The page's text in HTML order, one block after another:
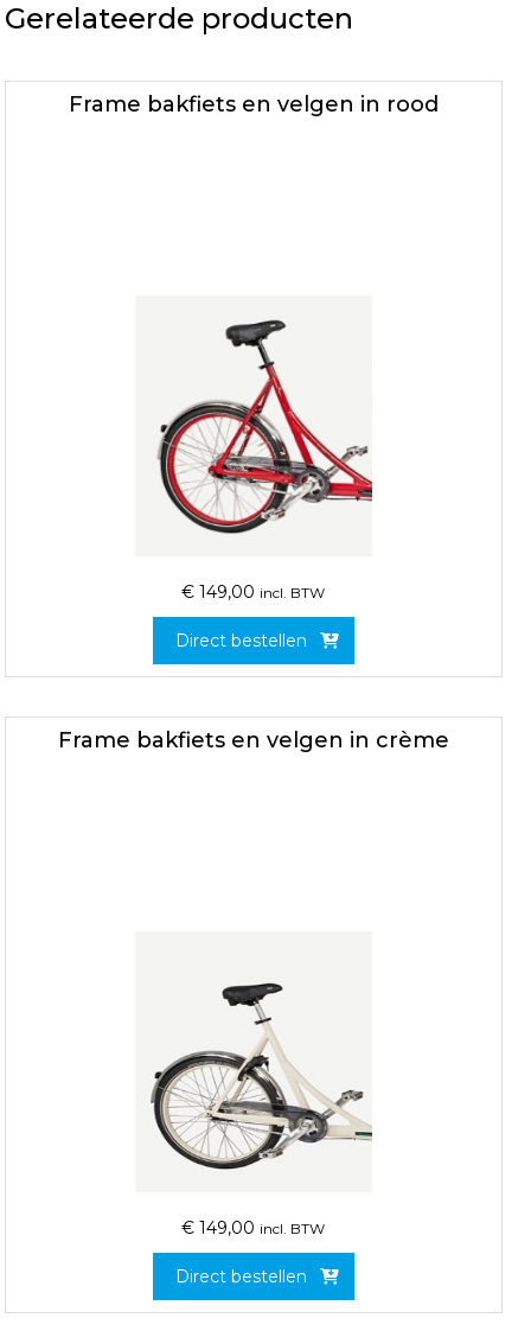
Gerelateerde producten
Frame bakfiets en velgen in rood
€ 149,00 incl. BTW
Direct bestellen
Frame bakfiets en velgen in crème
€ 149,00 incl. BTW
Direct bestellen